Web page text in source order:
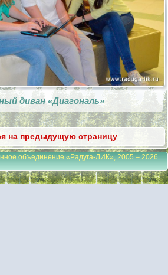
диван «Диагональ»
на предыдущую страницу
объединение «Радуга-ЛИК», 2005 – 2026.